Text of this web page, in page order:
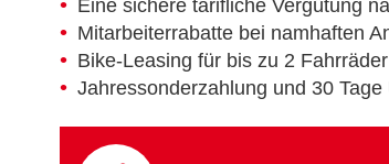
Eine sichere tarifliche Vergütung
Mitarbeiterrabatte bei namhaften
Bike-Leasing für bis zu 2
Jahressonderzahlung und 30